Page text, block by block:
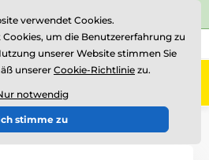
Bewertungen auf
+43 676 361 37 22
0
GL1
verwendet Cookies.
um die Benutzererfahrung zu
unserer Website stimmen Sie
unserer Cookie-Richtlinie zu.
notwendig
stimme zu